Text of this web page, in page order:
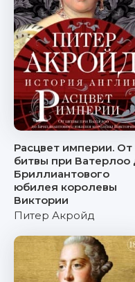
Расцвет империи. От
битвы при Ватерлоо
Бриллиантового
юбилея королевы
Виктории
Питер Акройд